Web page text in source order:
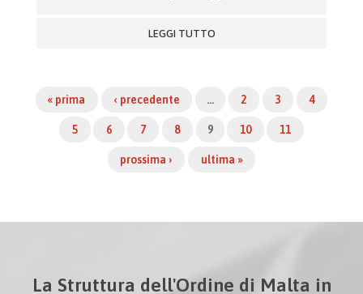
LEGGI TUTTO
« prima ‹ precedente … 2 3 4
5 6 7 8 9 10 11
prossima › ultima »
La Struttura dell'Ordine di Malta in